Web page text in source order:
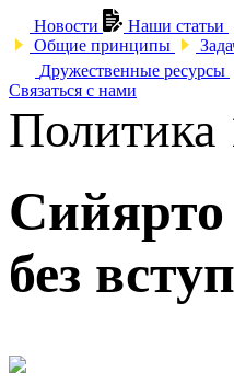
Новости Наши статьи
Общие принципы
Дружественные ресурсы
Связаться с нами
Политика
Сийярто
без